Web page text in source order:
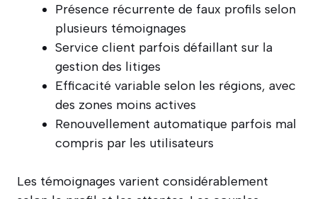
Présence récurrente de faux profils selon
plusieurs témoignages
Service client parfois défaillant sur la
gestion des litiges
Efficacité variable selon les régions, avec
des zones moins actives
Renouvellement automatique parfois mal
compris par les utilisateurs
Les témoignages varient considérablement